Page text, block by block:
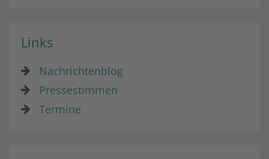
Links
Nachrichtenblog
Pressestimmen
Termine